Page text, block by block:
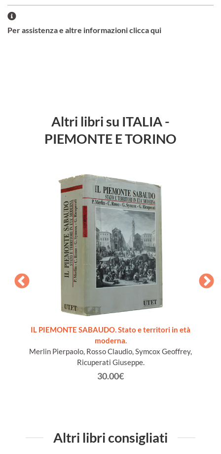
Per assistenza e altre informazioni clicca qui
Altri libri su ITALIA -
PIEMONTE E TORINO
IL PIEMONTE SABAUDO. Stato e territori in età
moderna.
Merlin Pierpaolo, Rosso Claudio, Symcox Geoffrey,
Ricuperati Giuseppe.
30.00€
Altri libri consigliati